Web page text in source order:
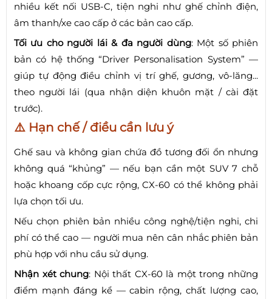
nhiều kết nối USB-C, tiện nghi như ghế chỉnh điện,
âm thanh/xe cao cấp ở các bản cao cấp.
Tối ưu cho người lái & đa người dùng: Một số phiên
bản có hệ thống “Driver Personalisation System” —
giúp tự động điều chỉnh vị trí ghế, gương, vô-lăng...
theo người lái (qua nhận diện khuôn mặt / cài đặt
trước).
⚠️ Hạn chế / điều cần lưu ý
Ghế sau và không gian chứa đồ tương đối ổn nhưng
không quá “khủng” — nếu bạn cần một SUV 7 chỗ
hoặc khoang cốp cực rộng, CX-60 có thể không phải
lựa chọn tối ưu.
Nếu chọn phiên bản nhiều công nghệ/tiện nghi, chi
phí có thể cao — người mua nên cân nhắc phiên bản
phù hợp với nhu cầu sử dụng.
Nhận xét chung: Nội thất CX-60 là một trong những
điểm mạnh đáng kể — cabin rộng, chất lượng cao,